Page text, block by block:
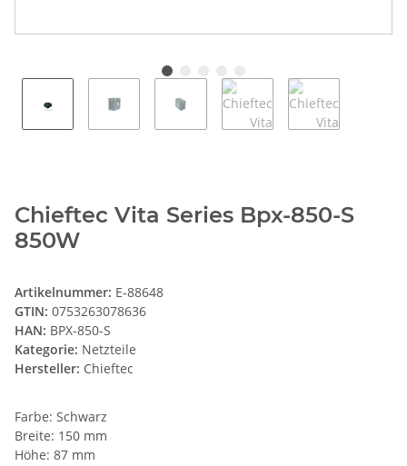
Chieftec Vita Series Bpx-850-S
850W
Artikelnummer: E-88648
GTIN: 0753263078636
HAN: BPX-850-S
Kategorie: Netzteile
Hersteller: Chieftec
Farbe: Schwarz
Breite: 150 mm
Höhe: 87 mm